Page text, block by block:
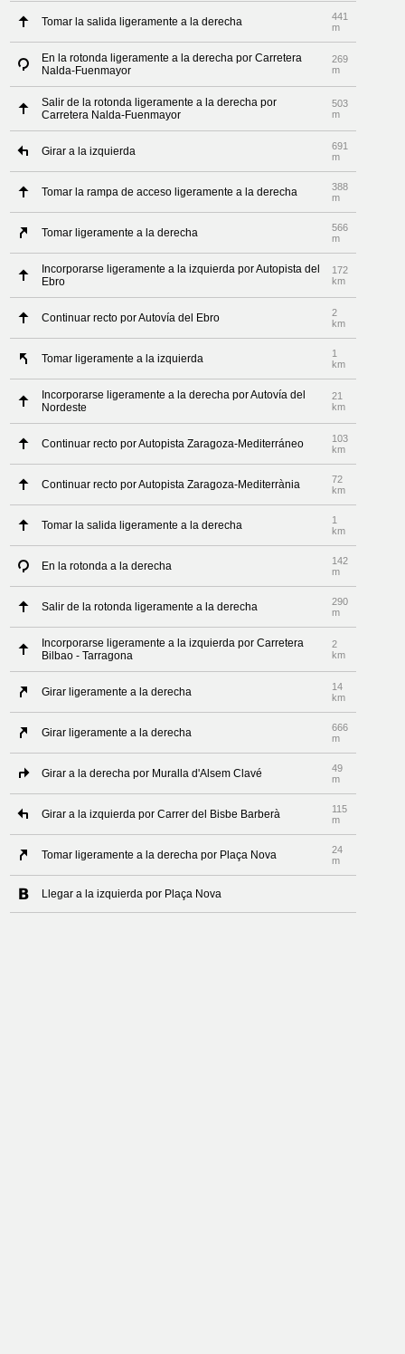
Tomar la salida ligeramente a la derecha
441
m
En la rotonda ligeramente a la derecha por Carretera
Nalda-Fuenmayor
269
m
Salir de la rotonda ligeramente a la derecha por
Carretera Nalda-Fuenmayor
503
m
Girar a la izquierda
691
m
Tomar la rampa de acceso ligeramente a la derecha
388
m
Tomar ligeramente a la derecha
566
m
Incorporarse ligeramente a la izquierda por Autopista del
Ebro
172
km
Continuar recto por Autovía del Ebro
2
km
Tomar ligeramente a la izquierda
1
km
Incorporarse ligeramente a la derecha por Autovía del
Nordeste
21
km
Continuar recto por Autopista Zaragoza-Mediterráneo
103
km
Continuar recto por Autopista Zaragoza-Mediterrània
72
km
Tomar la salida ligeramente a la derecha
1
km
En la rotonda a la derecha
142
m
Salir de la rotonda ligeramente a la derecha
290
m
Incorporarse ligeramente a la izquierda por Carretera
Bilbao - Tarragona
2
km
Girar ligeramente a la derecha
14
km
Girar ligeramente a la derecha
666
m
Girar a la derecha por Muralla d'Alsem Clavé
49
m
Girar a la izquierda por Carrer del Bisbe Barberà
115
m
Tomar ligeramente a la derecha por Plaça Nova
24
m
Llegar a la izquierda por Plaça Nova